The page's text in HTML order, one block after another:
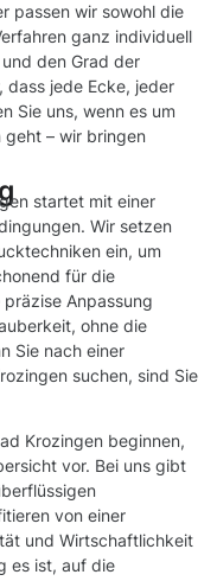
passen wir sowohl die
ganz individuell
den Grad der
dass jede Ecke, jeder
Sie uns, wenn es um
geht – wir bringen
startet mit einer
Wir setzen
ein, um
für die
Anpassung
ohne die
Sie nach einer
suchen, sind Sie
Krozingen beginnen,
vor. Bei uns gibt
von einer
und Wirtschaftlichkeit
es ist, auf die